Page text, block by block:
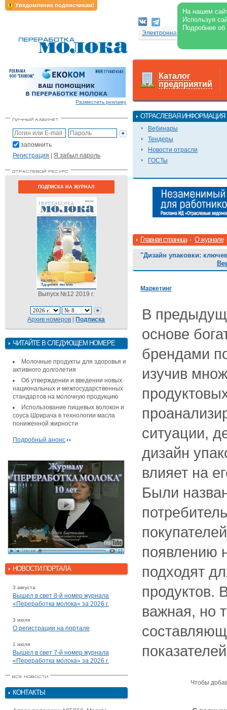
Уведомление подписчикам!
На нашем
Используя
Подробнее
Электронная версия
Разместить рекламу
запомнить
Регистрация | Я забыл пароль
ПОДПИСКА НА ЖУРНАЛ
Выпуск №12 2019 г.
Архив номеров |Подписка
ЧИТАЙТЕ В СЛЕДУЮЩЕМ НОМЕРЕ
Молочные продукты для здоровья и
активного долголетия
Об утверждении и введении новых
национальных и межгосударственных
стандартов на молочную продукцию
Использование пищевых волокон и
соуса Шрирача в технологии масла
пониженной жирности
Подробный анонс
НОВОСТИ ПОРТАЛА
3 августа
Вышел в свет 8-й номер журнала
«Переработка молока» за 2026 г.
3 июля
О регистрации на портале
1 июля
Вышел в свет 7-й номер журнала
«Переработка молока» за 2026 г.
КОНТАКТЫ
Каталог
предприятий
ОТРАСЛЕВАЯ ИНФОРМАЦИЯ
Вебинары
Тендеры
Новости отрасли
ГОСТы
Главная страница О журнале
"Дизайн упаковки:
Маркетинг
В
основе
брендами
изучив
ситуации,
дизайн
влияет на
Были
появлению
подходят
продуктов.
важная, но
Чтобы